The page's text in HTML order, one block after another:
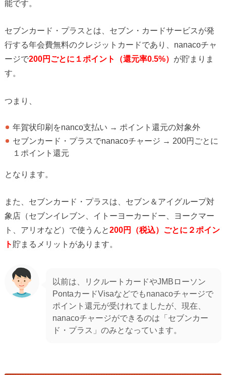
能です。
セブンカード・プラスとは、セブン・カードサービスが発
行する年会費無料のクレジットカードであり、nanacoチャ
ージで200円ごとに１ポイント（還元率0.5%） が貯まりま
す。
つまり、
年賀状印刷をnanco支払い → ポイント還元の対象外
セブンカード・プラスでnanacoチャージ → 200円ごとに
１ポイント還元
となります。
また、セブンカード・プラスは、セブン＆アイグループ対
象店（セブンイレブン、イトーヨーカードー、ヨークマー
ト、アリオなど）で使うんと200円（税込）ごとに２ポイン
ト 貯まるメリットがあります。
以前は、リクルートカードやJMBローソン
PontaカードVisaなどでもnanacoチャージで
ポイント還元が受けれてましたが、現在、
nanacoチャージができるのは「セブンカー
ド・プラス」のみとなっています。